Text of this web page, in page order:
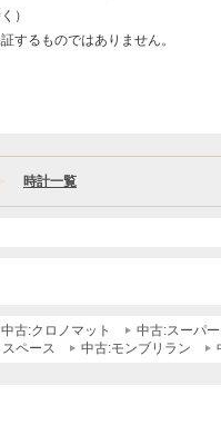
）
するものではありません。
時計一覧
中古:クロノマット 中古:スーパ
ペース 中古:モンブリラン